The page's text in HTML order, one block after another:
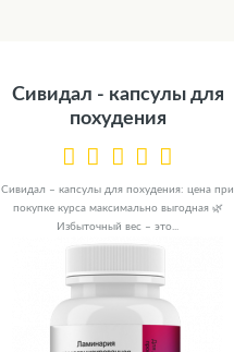
Сивидал - капсулы для
похудения
Сивидал – капсулы для похудения: цена при
покупке курса максимально выгодная 🌿
Избыточный вес – это...